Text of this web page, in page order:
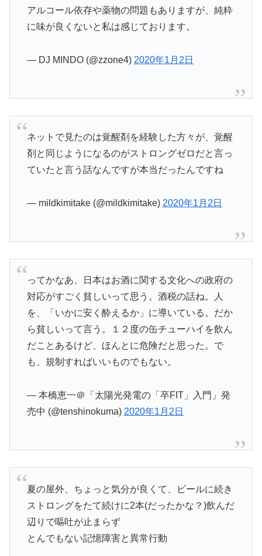
アルコール依存や薬物の問題もありますが、純粋
に味が良くないと私は感じております。
— DJ MINDO (@zzone4) 2020年1月2日
ネットで見たのは覚醒剤を経験した方々が、覚醒
剤と同じようになるのがストロングゼロだと言っ
ていたと言う話なんですが本当だったんですね
— mildkimitake (@mildkimitake) 2020年1月2日
ってかなあ、日本はお酒に関する文化への政府の
対応がすごく貧しいって思う。酒税の話ね。人
を、「いかに安く酔えるか」に導いている。だか
ら貧しいって言う。１２度の缶チューハイを飲ん
だことあるけど、ほんとに危険だと思った。で
も、規制すればいいものでもない。
— 本橋恵一＠「太陽光発電の「卒FIT」入門」発
売中 (@tenshinokuma) 2020年1月2日
夏の屋外、ちょっと気分が良くて、ビールに続き
ストロングをたて続けに2本(だったかな？)飲んだ
辺りで嘔吐が止まらず
とんでもない記憶障害と異常行動